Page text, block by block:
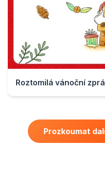
Roztomilá vánoční
Prozkoumat